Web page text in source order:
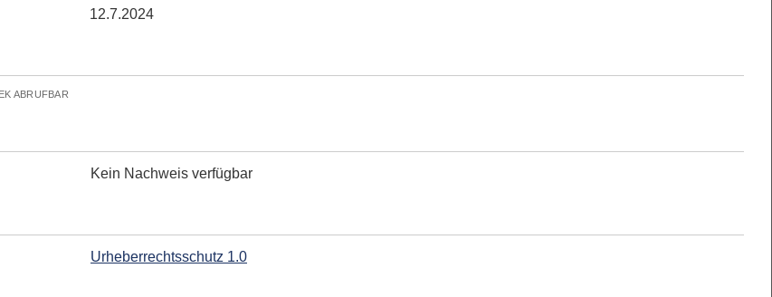
12.7.2024
ABRUFBAR
Kein Nachweis verfügbar
Urheberrechtsschutz 1.0